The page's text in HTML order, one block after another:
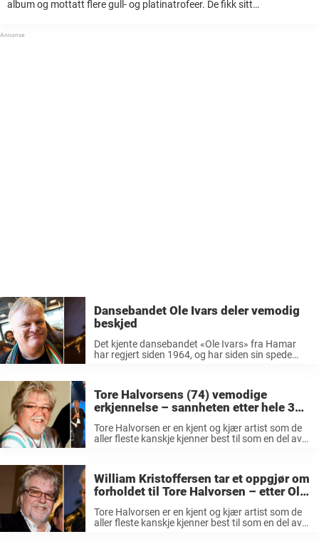
album og mottatt flere gull- og platinatrofeer. De fikk sitt
Dansebandet Ole Ivars deler vemodig
beskjed
Det kjente dansebandet «Ole Ivars» fra Hamar
har regjert siden 1964, og har siden sin spede
Tore Halvorsens (74) vemodige
erkjennelse – sannheten etter hele 30
Tore Halvorsen er en kjent og kjær artist som de
aller fleste kanskje kjenner best til som en del av
William Kristoffersen tar et oppgjør om
forholdet til Tore Halvorsen – etter Ole
Tore Halvorsen er en kjent og kjær artist som de
aller fleste kanskje kjenner best til som en del av